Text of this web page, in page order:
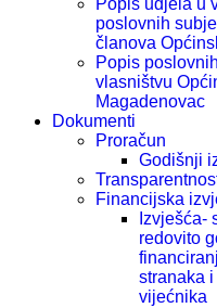
Popis udjela u
poslovnih
članova
Popis
vlasništvu
Magadenovac
Dokumenti
Proračun
Godišnji
Financijska
Izvješća-
redovito
stranaka
vijećnika